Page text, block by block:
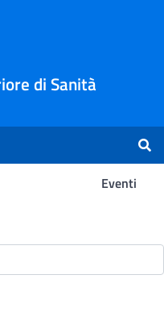
di Sanità
Eventi
-